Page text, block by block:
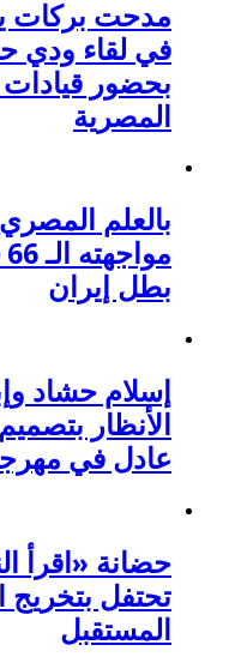
مدحت بركات
في لقاء ودي
بحضور قيادات
المصرية
بالعلم
بطل إيران
إسلام حشاد
الأنظار
عادل في
حضانة «اقرأ
المستقبل